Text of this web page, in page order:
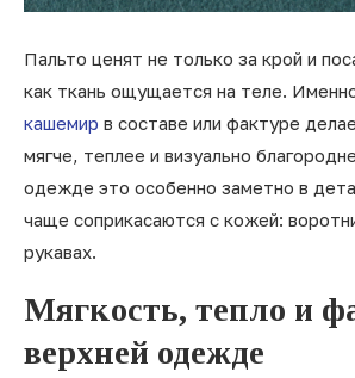
Пальто ценят не только за крой и
как ткань ощущается на теле.
кашемир в составе или фактуре
мягче, теплее и визуально
одежде это особенно заметно в
чаще соприкасаются с кожей:
рукавах.
Мягкость, тепло и
верхней одежде